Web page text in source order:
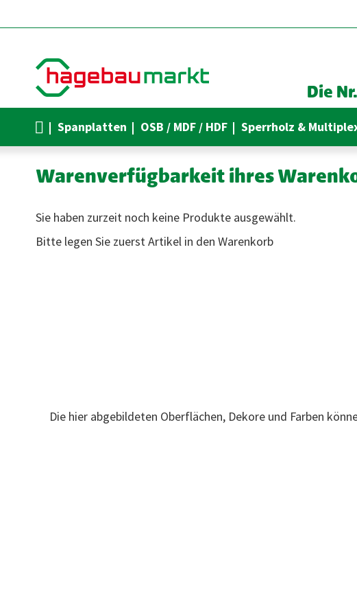
zum
Die
Spanplatten OSB / MDF / HDF Sperrholz &
Warenverfügbarkeit ihres
Sie haben zurzeit noch keine Produkte ausgewählt.
Bitte legen Sie zuerst Artikel in den Warenkorb
Die hier abgebildeten Oberflächen, Dekore und Farben